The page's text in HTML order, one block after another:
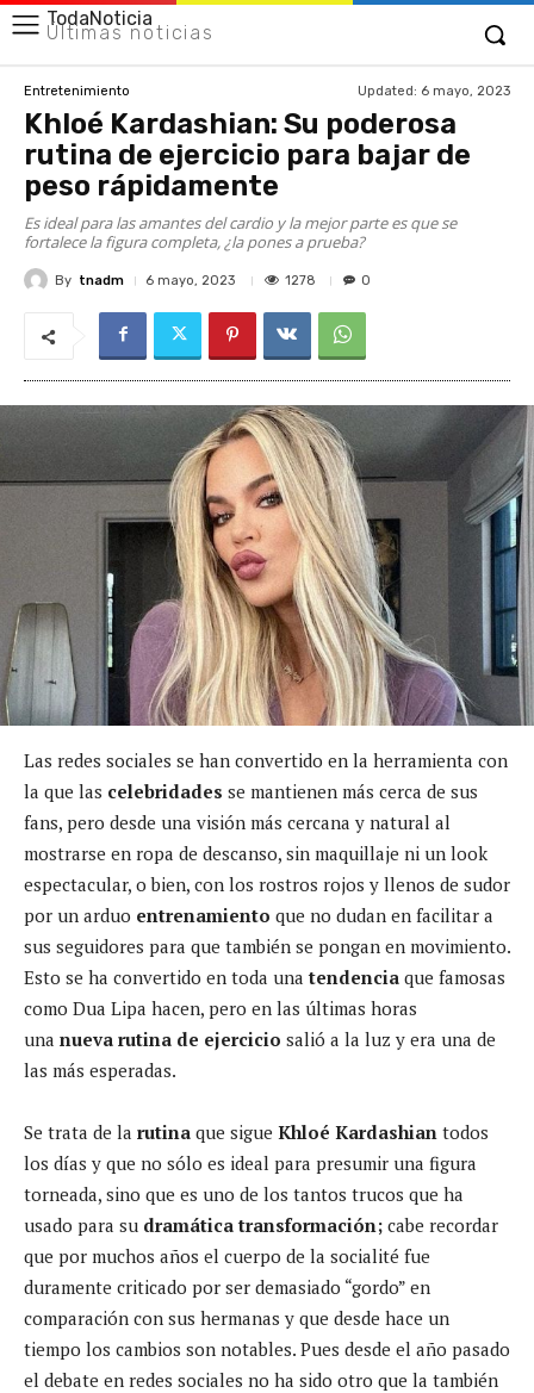
TodaNoticia
Últimas noticias
Entretenimiento Updated: 6 mayo, 2023
Khloé Kardashian: Su poderosa
rutina de ejercicio para bajar de
peso rápidamente
Es ideal para las amantes del cardio y la mejor parte es que se
fortalece la figura completa, ¿la pones a prueba?
By tnadm 6 mayo, 2023 1278 0
Las redes sociales se han convertido en la herramienta con
la que las celebridades se mantienen más cerca de sus
fans, pero desde una visión más cercana y natural al
mostrarse en ropa de descanso, sin maquillaje ni un look
espectacular, o bien, con los rostros rojos y llenos de sudor
por un arduo entrenamiento que no dudan en facilitar a
sus seguidores para que también se pongan en movimiento.
Esto se ha convertido en toda unatendencia que famosas
como Dua Lipa hacen, pero en las últimas horas
una nueva rutina de ejercicio salió a la luz y era una de
las más esperadas.
Se trata de la rutina que sigue Khloé Kardashian todos
los días y que no sólo es ideal para presumir una figura
torneada, sino que es uno de los tantos trucos que ha
usado para su dramática transformación; cabe recordar
que por muchos años el cuerpo de la socialité fue
duramente criticado por ser demasiado “gordo” en
comparación con sus hermanas y que desde hace un
tiempo los cambios son notables. Pues desde el año pasado
el debate en redes sociales no ha sido otro que la también